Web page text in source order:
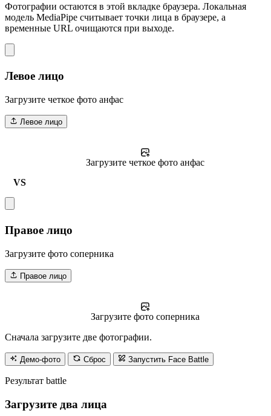
Фотографии остаются в этой вкладке браузера. Локальная
модель MediaPipe считывает точки лица в браузере, а
временные URL очищаются при выходе.
Левое лицо
Загрузите четкое фото анфас
Левое лицо
Загрузите четкое фото анфас
VS
Правое лицо
Загрузите фото соперника
Правое лицо
Загрузите фото соперника
Сначала загрузите две фотографии.
Демо-фото Сброс Запустить Face Battle
Результат battle
Загрузите два лица